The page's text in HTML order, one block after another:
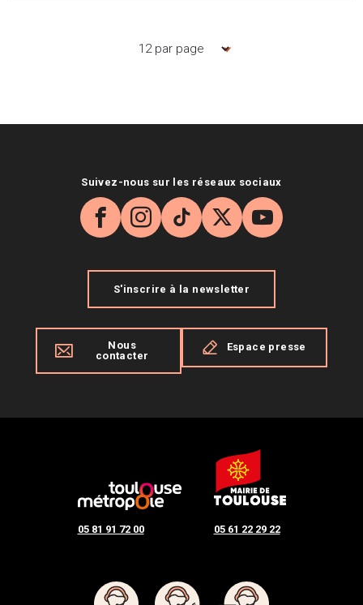
Nombre d'items par page
05 81 91 72 00 05 61 22 29 22
Suivez-nous sur les réseaux sociaux
Facebook
Instagram
TikTok
X YouTube
S'inscrire à la newsletter
Nous
contacter
Espace presse